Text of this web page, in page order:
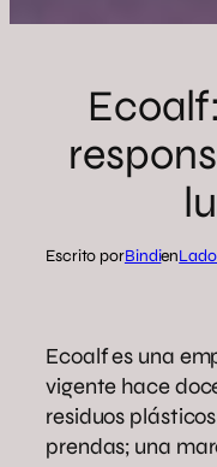
Escrito porBindien
Ecoalf es una
vigente hace
residuos
prendas; una